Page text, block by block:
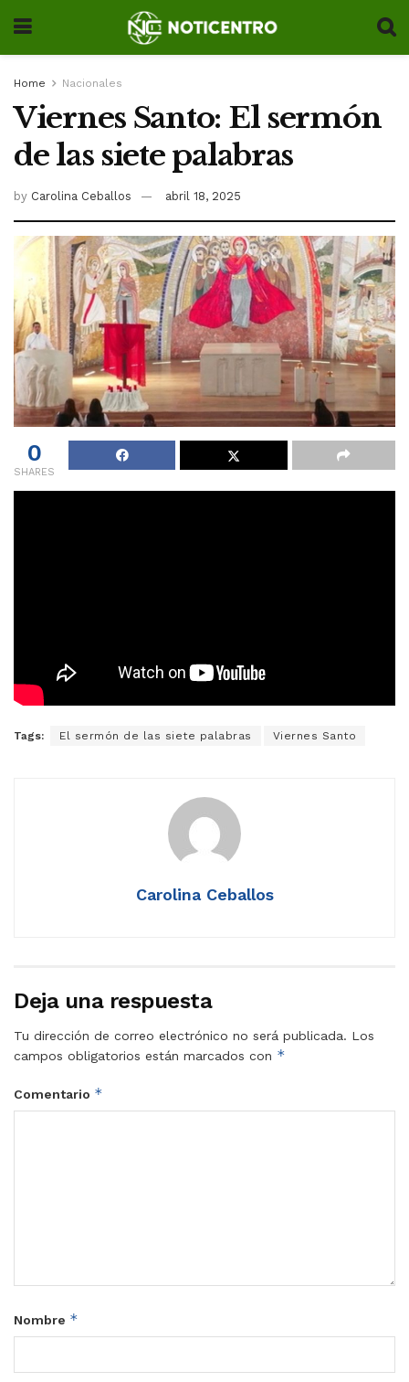
Home Nacionales
Viernes Santo: El sermón
de las siete palabras
by Carolina Ceballos abril 18, 2025
0
SHARES
Tags: El sermón de las siete palabras Viernes Santo
Carolina Ceballos
Deja una respuesta
Tu dirección de correo electrónico no será publicada. Los
campos obligatorios están marcados con *
Comentario *
Nombre *